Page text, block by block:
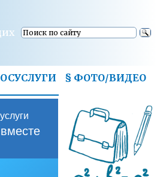
§ ФОТО/ВИДЕО